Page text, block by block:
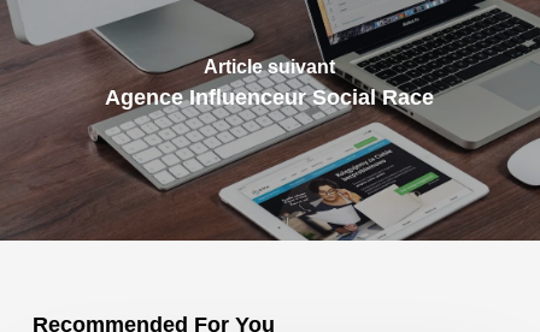
Article suivant
Agence Influenceur Social Race
Recommended For You